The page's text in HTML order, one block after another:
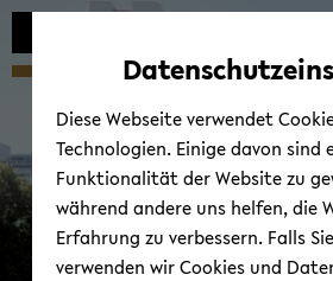
skip
main
skip
main
skip
footer
Diese Webseite verwendet
Technologien. Einige davon sind
Funktionalität der Website zu
während andere uns helfen, die
Erfahrung zu verbessern. Falls
verwenden wir Cookies und